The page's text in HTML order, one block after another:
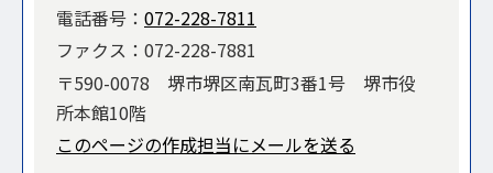
電話番号： 072-228-7811
ファクス：072-228-7881
〒590-0078 堺市堺区南瓦町3番1号 堺市役
所本館10階
このページの作成担当にメールを送る